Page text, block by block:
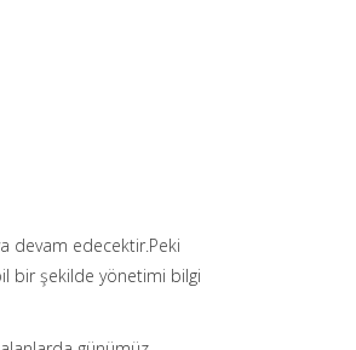
devam edecektir.Peki
bir şekilde yönetimi bilgi